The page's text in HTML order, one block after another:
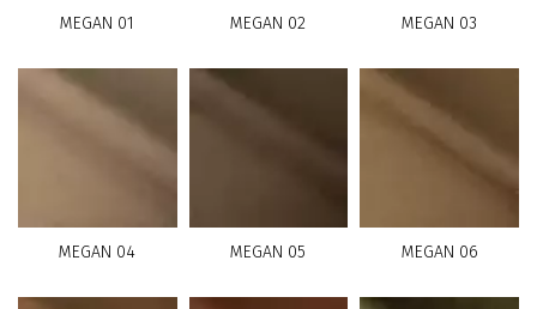
MEGAN 01 MEGAN 02 MEGAN 03
MEGAN 04 MEGAN 05 MEGAN 06